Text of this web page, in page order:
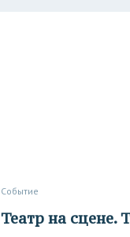
Событие
Театр на сцене.